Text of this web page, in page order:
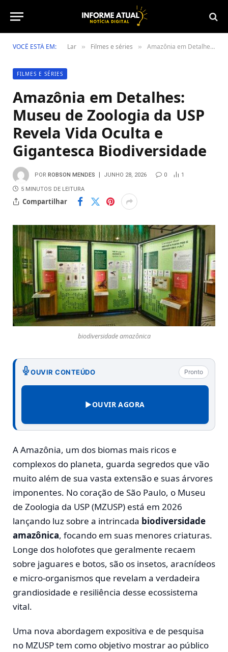
VOCÊ ESTÁ EM: Lar » Filmes e séries » Amazônia em Detalhes: Museu de Zoologia da USP Revela Vida Oculta e Gigantesca Biodiversidade
FILMES E SÉRIES
Amazônia em Detalhes:
Museu de Zoologia da USP
Revela Vida Oculta e
Gigantesca Biodiversidade
POR ROBSON MENDES JUNHO 28, 2026 0 1
5 MINUTOS DE LEITURA
Compartilhar
biodiversidade amazônica
OUVIR CONTEÚDO Pronto
▶OUVIR AGORA
A Amazônia, um dos biomas mais ricos e
complexos do planeta, guarda segredos que vão
muito além de sua vasta extensão e suas árvores
imponentes. No coração de São Paulo, o Museu
de Zoologia da USP (MZUSP) está em 2026
lançando luz sobre a intrincada biodiversidade
amazônica, focando em suas menores criaturas.
Longe dos holofotes que geralmente recaem
sobre jaguares e botos, são os insetos, aracnídeos
e micro-organismos que revelam a verdadeira
grandiosidade e resiliência desse ecossistema
vital.
Uma nova abordagem expositiva e de pesquisa
no MZUSP tem como objetivo mostrar ao público